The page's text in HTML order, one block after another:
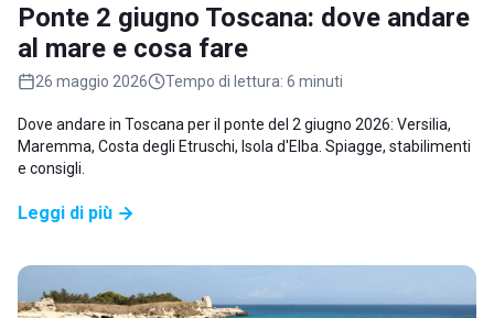
Ponte 2 giugno Toscana: dove andare
al mare e cosa fare
26 maggio 2026 Tempo di lettura: 6 minuti
Dove andare in Toscana per il ponte del 2 giugno 2026: Versilia,
Maremma, Costa degli Etruschi, Isola d'Elba. Spiagge, stabilimenti
e consigli.
Leggi di più